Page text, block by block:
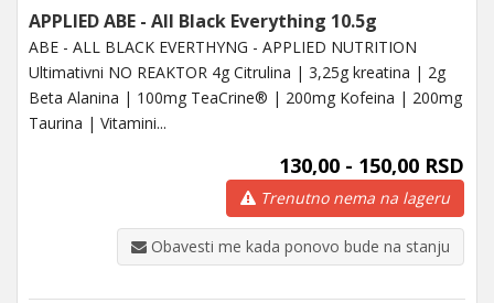
APPLIED ABE - All Black Everything 10.5g
ABE - ALL BLACK EVERTHYNG - APPLIED NUTRITION
Ultimativni NO REAKTOR 4g Citrulina | 3,25g kreatina | 2g
Beta Alanina | 100mg TeaCrine® | 200mg Kofeina | 200mg
Taurina | Vitamini...
130,00 - 150,00 RSD
Trenutno nema na lageru
Obavesti me kada ponovo bude na stanju